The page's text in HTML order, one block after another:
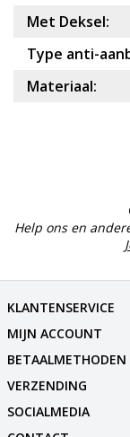
Met Deksel:
Type anti-
Materiaal:
Help ons en
KLANTENSERVICE
MIJN ACCOUNT
BETAALMETHODEN
VERZENDING
SOCIALMEDIA